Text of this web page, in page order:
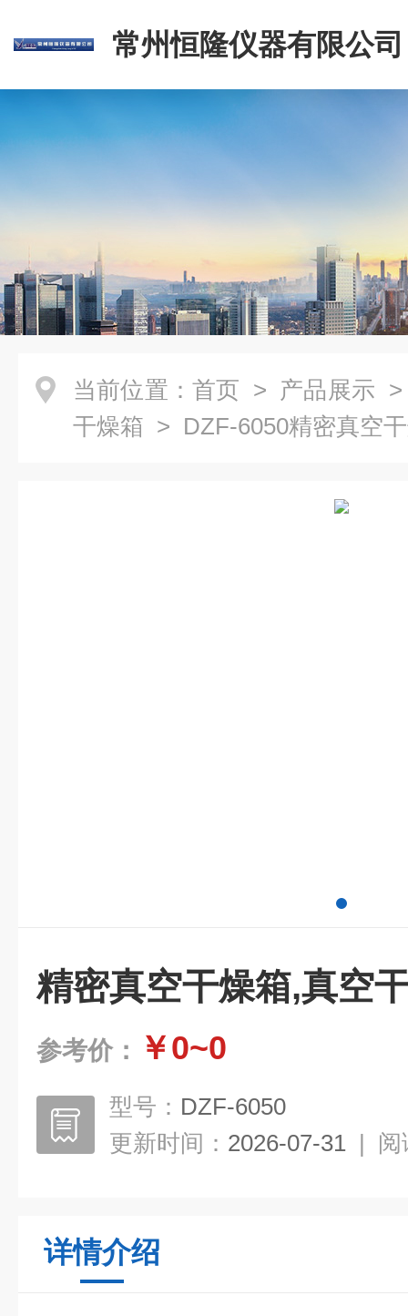
常州恒隆仪器有限公司
当前位置： 首页 > 产品展示
干燥箱 > DZF-6050精密真空
精密真空干燥箱,真空
参考价： ￥0~0
型号： DZF-6050
更新时间： 2026-07-31 | 阅
详情介绍